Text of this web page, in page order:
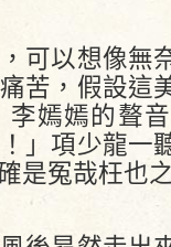
可以想像無
苦，假設這
嫣嫣的聱
」項少龍一
是冤哉枉也